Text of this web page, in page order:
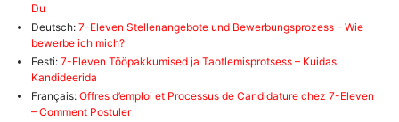
Du
Deutsch: 7-Eleven Stellenangebote und Bewerbungsprozess – Wie
bewerbe ich mich?
Eesti: 7-Eleven Tööpakkumised ja Taotlemisprotsess – Kuidas
Kandideerida
Français: Offres d’emploi et Processus de Candidature chez 7-Eleven
– Comment Postuler